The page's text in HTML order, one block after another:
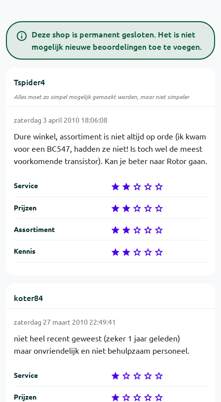
Deze shop is permanent gesloten. Het is niet
mogelijk nieuwe beoordelingen toe te voegen.
Tspider4
Alles moet zo simpel mogelijk gemaakt worden, maar niet simpeler
zaterdag 3 april 2010 18:06:08
Dure winkel, assortiment is niet altijd op orde (ik kwam
voor een BC547, hadden ze niet! Is toch wel de meest
voorkomende transistor). Kan je beter naar Rotor gaan.
Service
Prijzen
Assortiment
Kennis
koter84
zaterdag 27 maart 2010 22:49:41
niet heel recent geweest (zeker 1 jaar geleden)
maar onvriendelijk en niet behulpzaam personeel.
Service
Prijzen